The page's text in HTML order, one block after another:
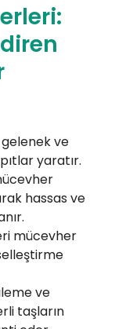
ve
yaratır.
hassas ve
mücevher
ve
taşların